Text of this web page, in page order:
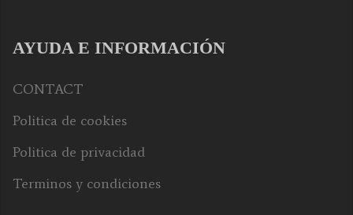
AYUDA E INFORMACIÓN
CONTACT
Politica de cookies
Politica de privacidad
Terminos y condiciones